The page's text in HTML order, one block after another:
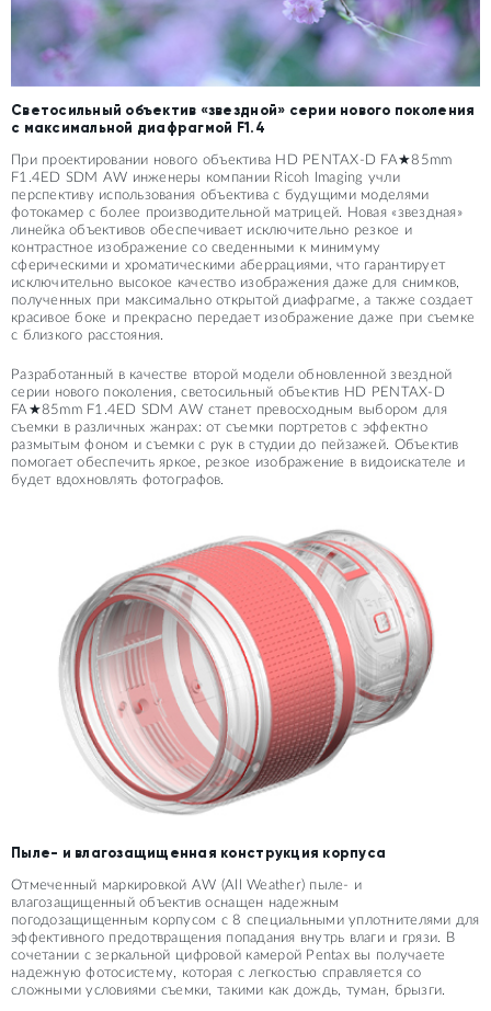
Светосильный объектив «звездной» серии нового поколения
с максимальной диафрагмой F1.4
При проектировании нового объектива HD PENTAX-D FA★85mm
F1.4ED SDM AW инженеры компании Ricoh Imaging учли
перспективу использования объектива с будущими моделями
фотокамер с более производительной матрицей. Новая «звездная»
линейка объективов обеспечивает исключительно резкое и
контрастное изображение со сведенными к минимуму
сферическими и хроматическими аберрациями, что гарантирует
исключительно высокое качество изображения даже для снимков,
полученных при максимально открытой диафрагме, а также создает
красивое боке и прекрасно передает изображение даже при съемке
с близкого расстояния.
Разработанный в качестве второй модели обновленной звездной
серии нового поколения, светосильный объектив HD PENTAX-D
FA★85mm F1.4ED SDM AW станет превосходным выбором для
съемки в различных жанрах: от съемки портретов с эффектно
размытым фоном и съемки с рук в студии до пейзажей. Объектив
помогает обеспечить яркое, резкое изображение в видоискателе и
будет вдохновлять фотографов.
Пыле- и влагозащищенная конструкция корпуса
Отмеченный маркировкой AW (All Weather) пыле- и
влагозащищенный объектив оснащен надежным
погодозащищенным корпусом с 8 специальными уплотнителями для
эффективного предотвращения попадания внутрь влаги и грязи. В
сочетании с зеркальной цифровой камерой Pentax вы получаете
надежную фотосистему, которая с легкостью справляется со
сложными условиями съемки, такими как дождь, туман, брызги.